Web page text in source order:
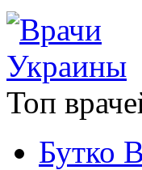
Топ
Бутко